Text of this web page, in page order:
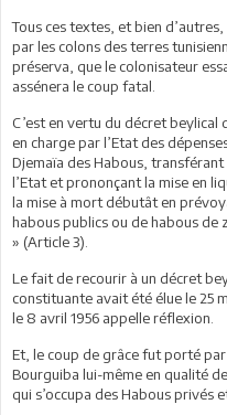
Tous ces textes, et bien
par les colons des terres
préserva, que le colonisateur
assénera le coup fatal.
C’est en vertu du décret beylical
en charge par l’Etat des
Djemaïa des Habous,
l’Etat et prononçant la mise en
la mise à mort débutât en
habous publics ou de habous de
» (Article 3).
Le fait de recourir à un décret
constituante avait été élue le 25
le 8 avril 1956 appelle réflexion.
Et, le coup de grâce fut porté
Bourguiba lui-même en qualité
qui s’occupa des Habous privés